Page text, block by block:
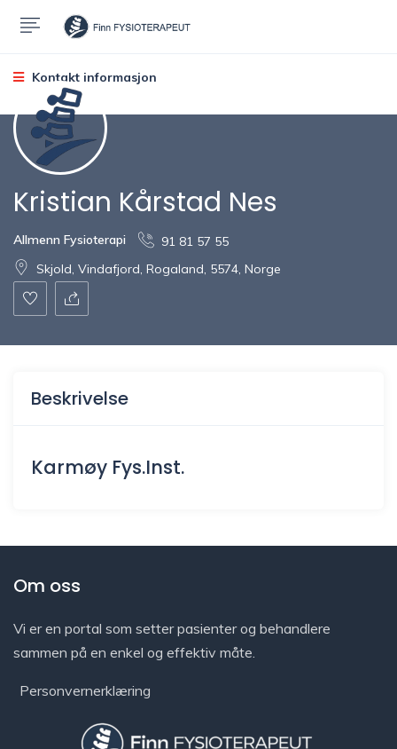
Kontakt informasjon
Kristian Kårstad Nes
Allmenn Fysioterapi
91 81 57 55
Skjold, Vindafjord, Rogaland, 5574, Norge
Beskrivelse
Karmøy Fys.Inst.
Om oss
Vi er en portal som setter pasienter og behandlere
sammen på en enkel og effektiv måte.
Personvernerklæring